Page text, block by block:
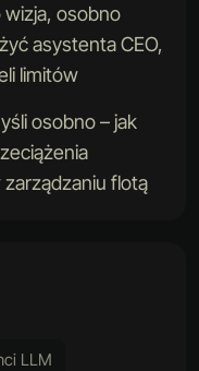
wizja, osobno
asystenta CEO,
limitów
osobno – jak
flotą
LLM